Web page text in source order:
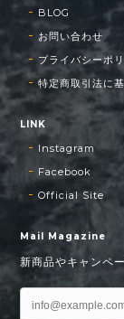
BLOG
お問い合わせ
プライバシーポ
特定商取引法に
LINK
Instagram
Facebook
Official Site
Mail Magazine
新商品やキャンペ